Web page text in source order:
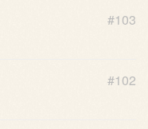
#103
#102